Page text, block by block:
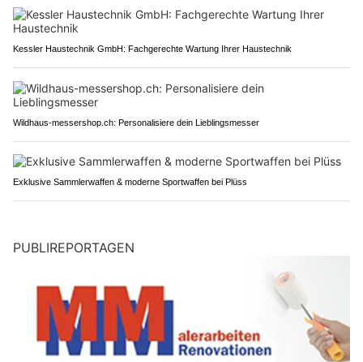
Kessler Haustechnik GmbH: Fachgerechte Wartung Ihrer Haustechnik
Wildhaus-messershop.ch: Personalisiere dein Lieblingsmesser
Exklusive Sammlerwaffen & moderne Sportwaffen bei Plüss
PUBLIREPORTAGEN